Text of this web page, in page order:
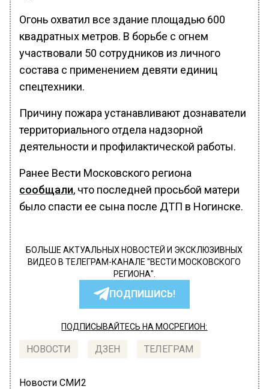
Огонь охватил все здание площадью 600
квадратных метров. В борьбе с огнем
участвовали 50 сотрудников из личного
состава с применением девяти единиц
спецтехники.
Причину пожара устанавливают дознаватели
территориального отдела надзорной
деятельности и профилактической работы.
Ранее Вести Московского региона
сообщали, что последней просьбой матери
было спасти ее сына после ДТП в Ногинске.
БОЛЬШЕ АКТУАЛЬНЫХ НОВОСТЕЙ И ЭКСКЛЮЗИВНЫХ
ВИДЕО В ТЕЛЕГРАМ-КАНАЛЕ "ВЕСТИ МОСКОВСКОГО
РЕГИОНА".
ПОДПИШИСЬ!
ПОДПИСЫВАЙТЕСЬ НА МОСРЕГИОН:
НОВОСТИ ДЗЕН ТЕЛЕГРАМ
Новости СМИ2